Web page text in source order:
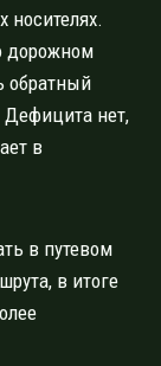
носителях.
дорожном
обратный
Дефицита нет,
в
в путевом
в итоге